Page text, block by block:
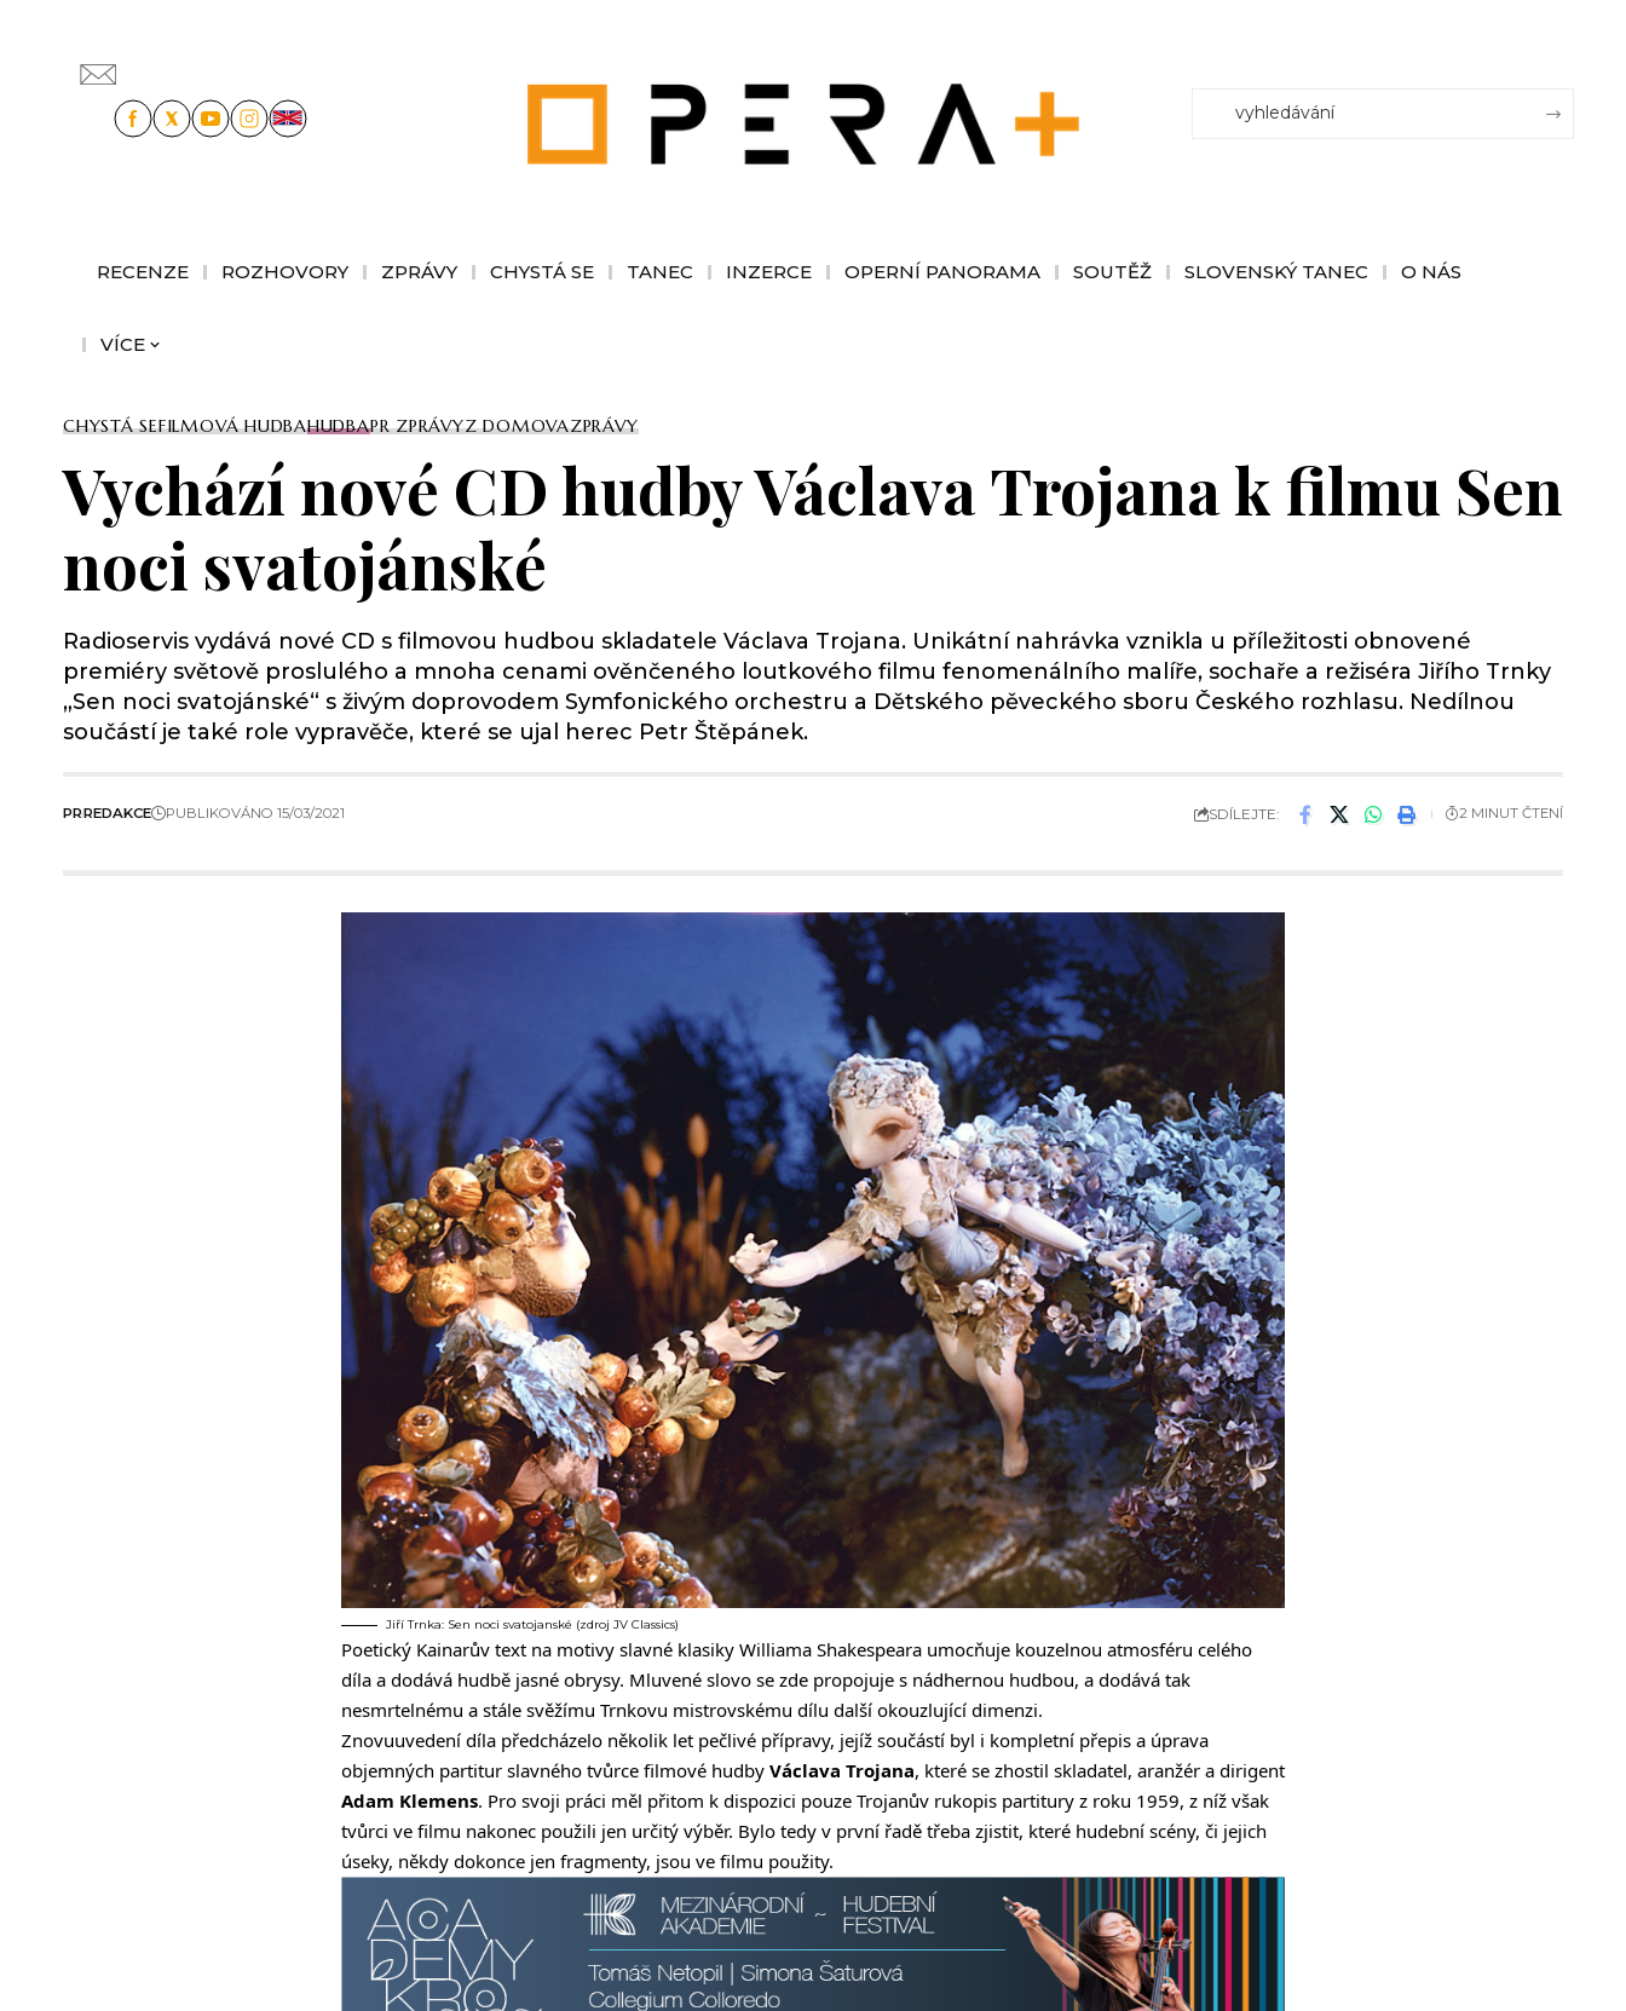
RECENZE ROZHOVORY ZPRÁVY CHYSTÁ SE TANEC INZERCE OPERNÍ PANORAMA SOUTĚŽ SLOVENSKÝ TANEC O NÁS
VÍCE
CHYSTÁ SEFILMOVÁ HUDBAHUDBAPR ZPRÁVYZ DOMOVAZPRÁVY
Vychází nové CD hudby Václava Trojana k filmu Sen
noci svatojánské
Radioservis vydává nové CD s filmovou hudbou skladatele Václava Trojana. Unikátní nahrávka vznikla u příležitosti obnovené
premiéry světově proslulého a mnoha cenami ověnčeného loutkového filmu fenomenálního malíře, sochaře a režiséra Jiřího Trnky
„Sen noci svatojánské“ s živým doprovodem Symfonického orchestru a Dětského pěveckého sboru Českého rozhlasu. Nedílnou
součástí je také role vypravěče, které se ujal herec Petr Štěpánek.
PRREDAKCE PUBLIKOVÁNO 15/03/2021 SDÍLEJTE: 2 MINUT ČTENÍ
Jiří Trnka: Sen noci svatojanské (zdroj JV Classics)
Poetický Kainarův text na motivy slavné klasiky Williama Shakespeara umocňuje kouzelnou atmosféru celého
díla a dodává hudbě jasné obrysy. Mluvené slovo se zde propojuje s nádhernou hudbou, a dodává tak
nesmrtelnému a stále svěžímu Trnkovu mistrovskému dílu další okouzlující dimenzi.
Znovuuvedení díla předcházelo několik let pečlivé přípravy, jejíž součástí byl i kompletní přepis a úprava
objemných partitur slavného tvůrce filmové hudby Václava Trojana, které se zhostil skladatel, aranžér a dirigent
Adam Klemens. Pro svoji práci měl přitom k dispozici pouze Trojanův rukopis partitury z roku 1959, z níž však
tvůrci ve filmu nakonec použili jen určitý výběr. Bylo tedy v první řadě třeba zjistit, které hudební scény, či jejich
úseky, někdy dokonce jen fragmenty, jsou ve filmu použity.